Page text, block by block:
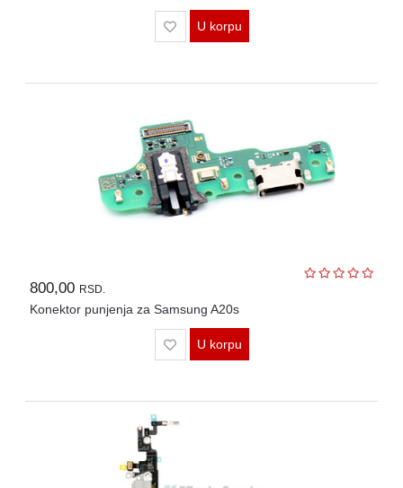
U korpu
800,00 RSD.
Konektor punjenja za Samsung A20s
U korpu